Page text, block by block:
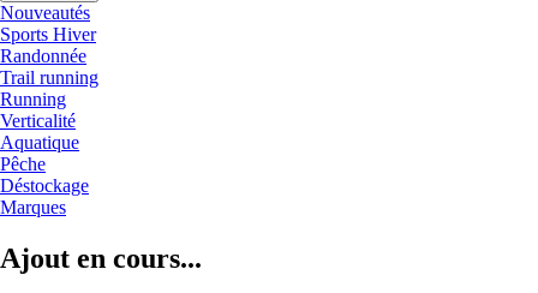
Nouveautés
Sports Hiver
Randonnée
Trail running
Running
Verticalité
Aquatique
Pêche
Déstockage
Marques
Ajout en cours...